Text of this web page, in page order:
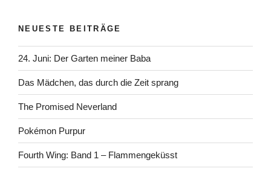
NEUESTE BEITRÄGE
24. Juni: Der Garten meiner Baba
Das Mädchen, das durch die Zeit sprang
The Promised Neverland
Pokémon Purpur
Fourth Wing: Band 1 – Flammengeküsst